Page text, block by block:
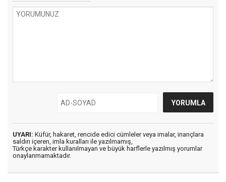
UYARI: Küfür, hakaret, rencide edici cümleler veya imalar, inançlara
saldırı içeren, imla kuralları ile yazılmamış,
Türkçe karakter kullanılmayan ve büyük harflerle yazılmış yorumlar
onaylanmamaktadır.